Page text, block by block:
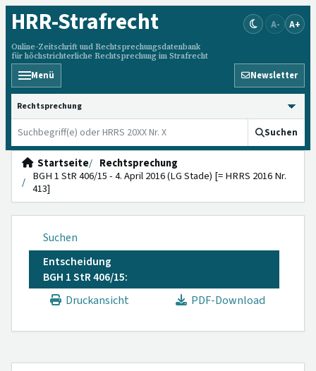
HRR-Strafrecht
Online-Zeitschrift und Rechtsprechungsdatenbank
für höchstrichterliche Rechtsprechung im Strafrecht
A- A+
Menü Newsletter
HRRS durchsuchen
Suchen
Startseite
Rechtsprechung
BGH 1 StR 406/15 - 4. April 2016 (LG Stade) [= HRRS 2016 Nr.
413]
Suchen
Entscheidung
BGH 1 StR 406/15:
Druckansicht
PDF-Download